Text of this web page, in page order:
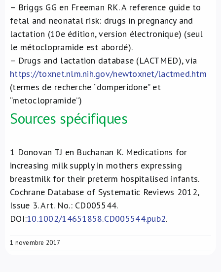
– Briggs GG en Freeman RK. A reference guide to
fetal and neonatal risk: drugs in pregnancy and
lactation (10e édition, version électronique) (seul
le métoclopramide est abordé).
– Drugs and lactation database (LACTMED), via
https://toxnet.nlm.nih.gov/newtoxnet/lactmed.htm
(termes de recherche “domperidone” et
“metoclopramide”)
Sources spécifiques
1 Donovan TJ en Buchanan K. Medications for
increasing milk supply in mothers expressing
breastmilk for their preterm hospitalised infants.
Cochrane Database of Systematic Reviews 2012,
Issue 3. Art. No.: CD005544.
DOI:10.1002/14651858.CD005544.pub2.
1 novembre 2017